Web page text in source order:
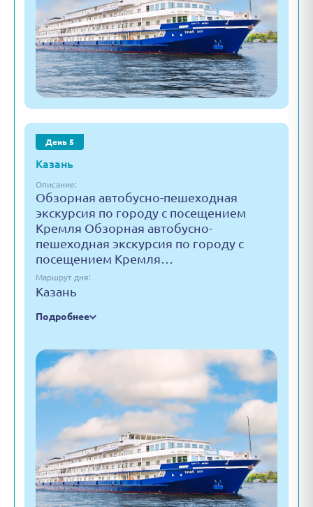
День 5
Казань
Описание:
Обзорная автобусно-пешеходная
экскурсия по городу с посещением
Кремля Обзорная автобусно-
пешеходная экскурсия по городу с
посещением Кремля…
Маршрут дня:
Казань
Подробнее